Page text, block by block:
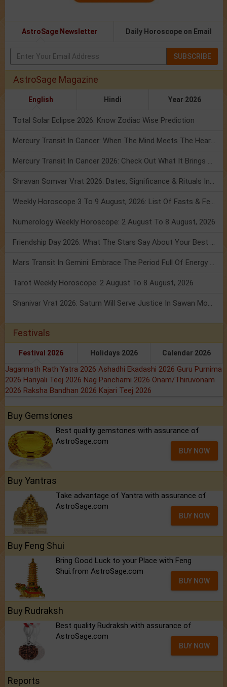
AstroSage Newsletter Daily Horoscope on Email
SUBSCRIBE
AstroSage Magazine
English Hindi Year 2026
Total Solar Eclipse 2026: Know Zodiac Wise Prediction
Mercury Transit In Cancer: When The Mind Meets The Heart!
Mercury Transit In Cancer 2026: Check Out What It Brings For You
Shravan Somvar Vrat 2026: Dates, Significance & Rituals In August
Weekly Horoscope 3 To 9 August, 2026: List Of Fasts & Festivals
Numerology Weekly Horoscope: 2 August To 8 August, 2026
Friendship Day 2026: What The Stars Say About Your Best Friend!
Mars Transit In Gemini: Embrace The Period Full Of Energy & Intelligence
Tarot Weekly Horoscope: 2 August To 8 August, 2026
Shanivar Vrat 2026: Saturn Will Serve Justice In Sawan Month!
Festivals
Festival 2026 Holidays 2026 Calendar 2026
Jagannath Rath Yatra 2026 Ashadhi Ekadashi 2026 Guru Purnima
2026 Hariyali Teej 2026 Nag Panchami 2026 Onam/Thiruvonam
2026 Raksha Bandhan 2026 Kajari Teej 2026
Buy Gemstones
Best quality gemstones with assurance of
AstroSage.com
BUY NOW
Buy Yantras
Take advantage of Yantra with assurance of
AstroSage.com
BUY NOW
Buy Feng Shui
Bring Good Luck to your Place with Feng
Shui.from AstroSage.com
BUY NOW
Buy Rudraksh
Best quality Rudraksh with assurance of
AstroSage.com
BUY NOW
Reports